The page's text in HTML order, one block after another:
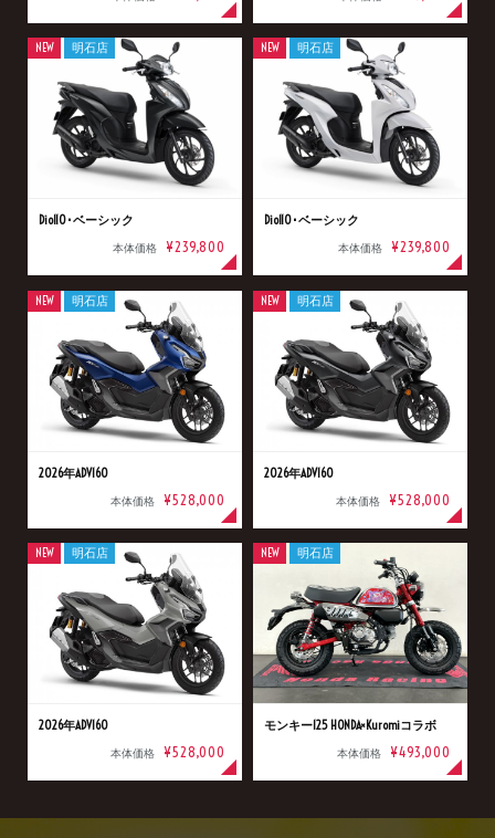
Dio110･ベーシック
本体価格 ¥239,800
NEW 明石店
Dio110･ベーシック
本体価格 ¥239,800
NEW 明石店
2026年ADV160
本体価格 ¥528,000
NEW 明石店
2026年ADV160
本体価格 ¥528,000
NEW 明石店
2026年ADV160
本体価格 ¥528,000
NEW 明石店
モンキー125 HONDA×Kuromiコラボ
本体価格 ¥493,000
NEW 明石店